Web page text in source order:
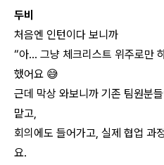
두비
처음엔 인턴이다 보니까
“아… 그냥 체크리스트 위주로만
했어요 😅
근데 막상 와보니까 기존 팀원분
맡고,
회의에도 들어가고, 실제 협업 과
요.